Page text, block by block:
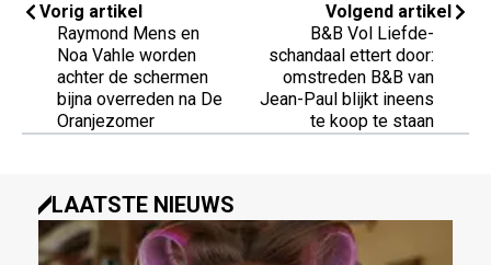
Vorig artikel
Raymond Mens en
Noa Vahle worden
achter de schermen
bijna overreden na De
Oranjezomer
Volgend artikel
B&B Vol Liefde-
schandaal ettert door:
omstreden B&B van
Jean-Paul blijkt ineens
te koop te staan
LAATSTE NIEUWS